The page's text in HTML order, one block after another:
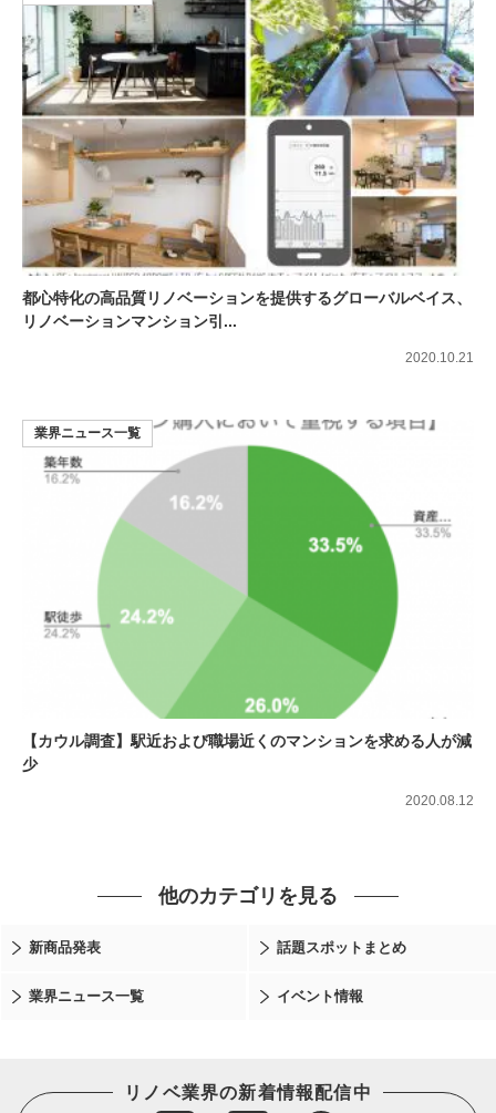
都心特化の高品質リノベーションを提供するグローバルベイス、
リノベーションマンション引...
2020.10.21
【カウル調査】駅近および職場近くのマンションを求める人が減
少
業界ニュース一覧
2020.08.12
他のカテゴリを見る
新商品発表 話題スポットまとめ
業界ニュース一覧 イベント情報
リノベ業界の新着情報配信中